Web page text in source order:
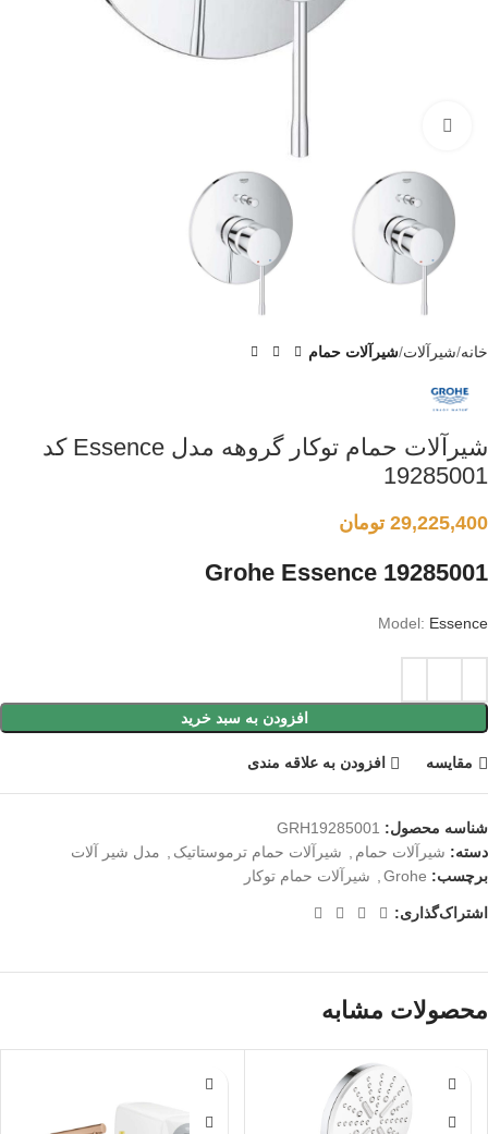
برای بزرگنمایی کلیک کنید
خانه شیرآلات شیرآلات حمام
شیرآلات حمام توکار گروهه مدل Essence کد
19285001
29,225,400 تومان
19285001 Grohe Essence
Model: Essence
افزودن به سبد خرید
مقايسه افزودن به علاقه مندی
شناسه محصول: GRH19285001
دسته: شیرآلات حمام شیرآلات حمام ترموستاتیک
مدل شیر آلات
برچسب: Grohe شیرآلات حمام توکار
اشتراک‌گذاری:
محصولات مشابه